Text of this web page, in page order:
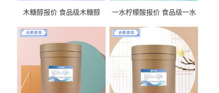
木糖醇报价 食品级木糖醇
一水柠檬酸报价 食品级一水